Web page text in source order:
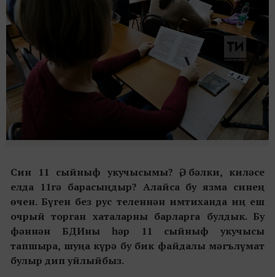
Син 11 сыйныф укучысымы? Ә, бәлки, киләсе
елда 11гә барасыңдыр? Алайса бу язма синең
өчен. Бүген без рус теленнән имтиханда иң еш
очрый торган хаталарны барларга булдык. Бу
фәннән БДИны һәр 11 сыйныф укучысы
тапшыра, шуңа күрә бу бик файдалы мәгълүмат
булыр дип уйлыйбыз.